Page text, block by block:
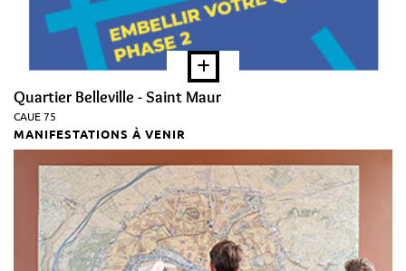
Quartier Belleville - Saint Maur
CAUE 75
MANIFESTATIONS À VENIR